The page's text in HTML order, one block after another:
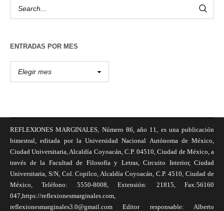
ENTRADAS POR MES
REFLEXIONES MARGINALES, Número 86, año 11, es una publicación
bimestral, editada por la Universidad Nacional Autónoma de México,
Ciudad Universitaria, Alcaldía Coyoacán, C.P. 04510, Ciudad de México, a
través de la Facultad de Filosofía y Letras, Circuito Interior, Ciudad
Universitaria, S/N, Col. Copilco, Alcaldía Coyoacán, C.P. 4510, Ciudad de
México, Teléfono: 5550-8008, Extensión: 21815, Fax:56160
047,https://reflexionesmarginales.com,
reflexionesmarginales3.0@gmail.com Editor responsable: Alberto